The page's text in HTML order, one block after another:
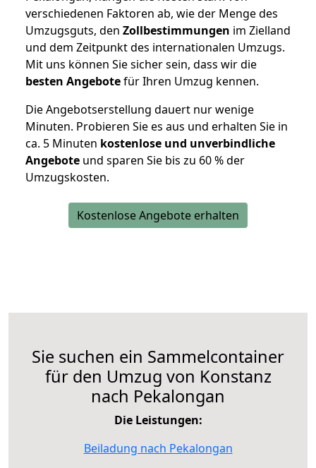
verschiedenen Faktoren ab, wie der Menge des
Umzugsguts, den Zollbestimmungen im Zielland
und dem Zeitpunkt des internationalen Umzugs.
Mit uns können Sie sicher sein, dass wir die
besten Angebotefür Ihren Umzug kennen.
Die Angebotserstellung dauert nur wenige
Minuten. Probieren Sie es aus und erhalten Sie in
ca. 5 Minuten kostenlose und unverbindliche
Angebote und sparen Sie bis zu 60 % der
Umzugskosten.
Kostenlose Angebote erhalten
Sie suchen ein Sammelcontainer
für den Umzug von Konstanz
nach Pekalongan
Die Leistungen:
Beiladung nach Pekalongan